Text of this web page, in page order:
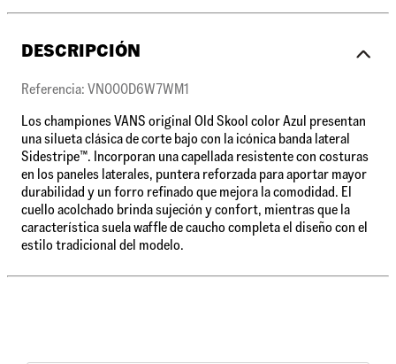
DESCRIPCIÓN
Referencia: VN000D6W7WM1
Los championes VANS original Old Skool color Azul presentan
una silueta clásica de corte bajo con la icónica banda lateral
Sidestripe™. Incorporan una capellada resistente con costuras
en los paneles laterales, puntera reforzada para aportar mayor
durabilidad y un forro refinado que mejora la comodidad. El
cuello acolchado brinda sujeción y confort, mientras que la
característica suela waffle de caucho completa el diseño con el
estilo tradicional del modelo.